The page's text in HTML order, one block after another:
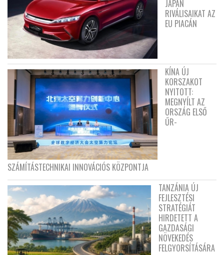
JAPÁN
RIVÁLISAIKAT AZ
EU PIACÁN
KÍNA ÚJ
KORSZAKOT
NYITOTT:
MEGNYÍLT AZ
ORSZÁG ELSŐ
ŰR-
SZÁMÍTÁSTECHNIKAI INNOVÁCIÓS KÖZPONTJA
TANZÁNIA ÚJ
FEJLESZTÉSI
STRATÉGIÁT
HIRDETETT A
GAZDASÁGI
NÖVEKEDÉS
FELGYORSÍTÁSÁRA